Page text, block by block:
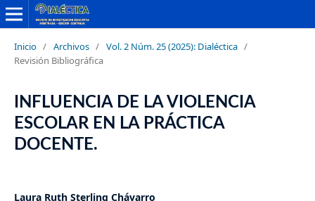
Inicio / Archivos / Vol. 2 Núm. 25 (2025): Dialéctica /
Revisión Bibliográfica
INFLUENCIA DE LA VIOLENCIA
ESCOLAR EN LA PRÁCTICA
DOCENTE.
Laura Ruth Sterling Chávarro